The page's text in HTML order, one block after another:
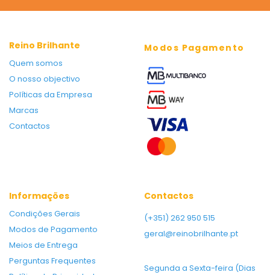
Reino Brilhante
Quem somos
O nosso objectivo
Políticas da Empresa
Marcas
Contactos
Modos Pagamento
Informações
Condições Gerais
Modos de Pagamento
Meios de Entrega
Perguntas Frequentes
Contactos
(+351) 262 950 515
geral@reinobrilhante.pt
Segunda a Sexta-feira (Dias